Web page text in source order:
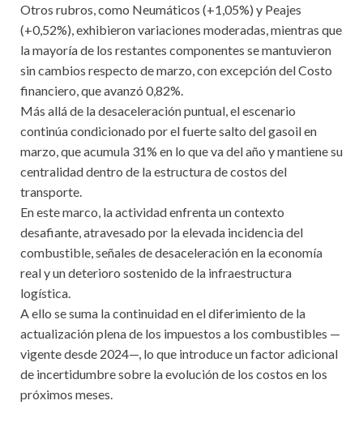
Otros rubros, como Neumáticos (+1,05%) y Peajes
(+0,52%), exhibieron variaciones moderadas, mientras que
la mayoría de los restantes componentes se mantuvieron
sin cambios respecto de marzo, con excepción del Costo
financiero, que avanzó 0,82%.
Más allá de la desaceleración puntual, el escenario
continúa condicionado por el fuerte salto del gasoil en
marzo, que acumula 31% en lo que va del año y mantiene su
centralidad dentro de la estructura de costos del
transporte.
En este marco, la actividad enfrenta un contexto
desafiante, atravesado por la elevada incidencia del
combustible, señales de desaceleración en la economía
real y un deterioro sostenido de la infraestructura
logística.
A ello se suma la continuidad en el diferimiento de la
actualización plena de los impuestos a los combustibles —
vigente desde 2024—, lo que introduce un factor adicional
de incertidumbre sobre la evolución de los costos en los
próximos meses.